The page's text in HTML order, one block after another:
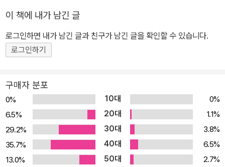
아이들보다 많이 뒤쳐지진 않을까? 수업시간에 참여는 잘 할까? 친
구들과 잘 지낼까? 장애가 있는 어린이들은 새로운 출발에 대한 기대
보다는 어른들의 걱정을 한가득 안고 초등학교 생활을 시작합니다.
입학식장에 두려운 마음이 아니라 기대하는 마음으로 서 있는 아이들
부록으로 구성되어있습니다. 글 읽기가 서툰 아이들도 이야기를 이해
하는 데 어려움이 없도록 이야기의 장면을 따뜻한 그림으로 담았습니
다. ‘나는 7살 훈이에요’는 처음 초등학교를 방문하는 훈이의 모습을
통해 초등학교의 모습을 상상해 볼 수 있도록 했습니다. ‘새 가방을 샀
어요’는 입학을 축하해 주러 오신 할머니와 함께 가방과 학용품을 고
르면서 어떤 것이 더 좋을지 즐거운 고민을 히는 훈이의 모습을 담았
이 책에 내가 남긴 글
로그인하면 내가 남긴 글과 친구가 남긴 글을 확인할 수 있습니다.
로그인하기
구매자 분포
0% 10대
0%
6.5%
20대
1.1%
29.2%
30대
3.8%
35.7%
40대
6.5%
13.0%
50대
2.7%